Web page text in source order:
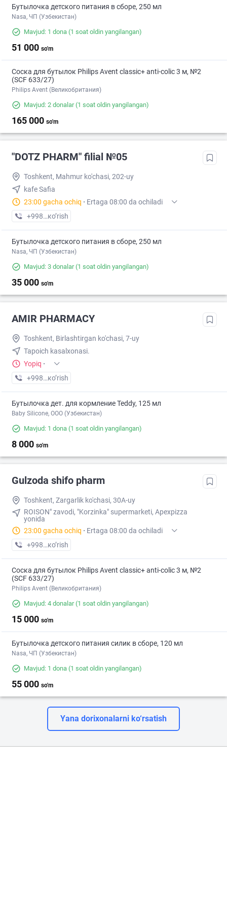
Бутылочка детского питания в сборе, 250 мл
Nasa, ЧП (Узбекистан)
Mavjud: 1 dona (1 soat oldin yangilangan)
51 000 so'm
Соска для бутылок Philips Avent classic+ anti-colic 3 м, №2
(SCF 633/27)
Philips Avent (Великобритания)
Mavjud: 2 donalar(1 soat oldin yangilangan)
165 000 so'm
"DOTZ PHARM" filial №05
Toshkent, Mahmur ko'chasi, 202-uy
kafe Safia
23:00 gacha ochiq · Ertaga 08:00 da ochiladi
+998 (77) XXX-XX-XX
кo’rish
Бутылочка детского питания в сборе, 250 мл
Nasa, ЧП (Узбекистан)
Mavjud: 3 donalar(1 soat oldin yangilangan)
35 000 so'm
AMIR PHARMACY
Toshkent, Birlashtirgan ko'chasi, 7-uy
Tapoich kasalxonasi.
Yopiq ·
+998 (77) XXX-XX-XX
кo’rish
Бутылочка дет. для кормление Teddy, 125 мл
Baby Silicone, OOO (Узбекистан)
Mavjud: 1 dona (1 soat oldin yangilangan)
8 000 so'm
Gulzoda shifo pharm
Toshkent, Zargarlik ko'chasi, 30A-uy
ROISON" zavodi, "Korzinka" supermarketi, Apexpizza
yonida
23:00 gacha ochiq · Ertaga 08:00 da ochiladi
+998 (71) XXX-XX-XX
кo’rish
Соска для бутылок Philips Avent classic+ anti-colic 3 м, №2
(SCF 633/27)
Philips Avent (Великобритания)
Mavjud: 4 donalar(1 soat oldin yangilangan)
15 000 so'm
Бутылочка детского питания силик в сборе, 120 мл
Nasa, ЧП (Узбекистан)
Mavjud: 1 dona (1 soat oldin yangilangan)
55 000 so'm
Yana dorixonalarni ko‘rsatish